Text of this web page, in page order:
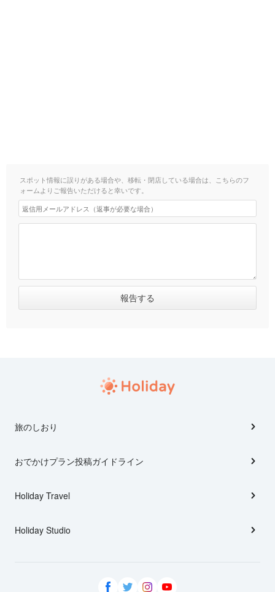
スポット情報に誤りがある場合や、移転・閉店している場合は、こちらのフ
ォームよりご報告いただけると幸いです。
旅のしおり
おでかけプラン投稿ガイドライン
Holiday Travel
Holiday Studio